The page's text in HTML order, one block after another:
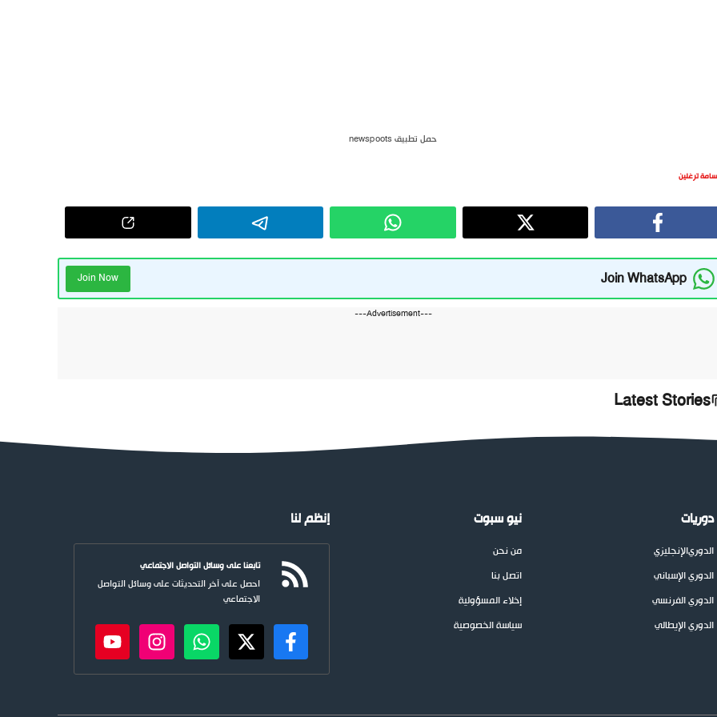
حمل تطبيق newspoots
ترغلين
Join WhatsApp
Join Now
---Advertisement---
Latest Stories
دوريات
الدوريالإنجليزي
الدوري الإسباني
الدوري الفرنسي
الدوري الإيطالي
نيو سبوت
من نحن
اتصل بنا
إخلاء المسؤولية
سياسة الخصوصية
إنظم لنا
تابعنا على وسائل التواصل الاجتماعي
احصل على آخر التحديثات على وسائل التواصل
الاجتماعي